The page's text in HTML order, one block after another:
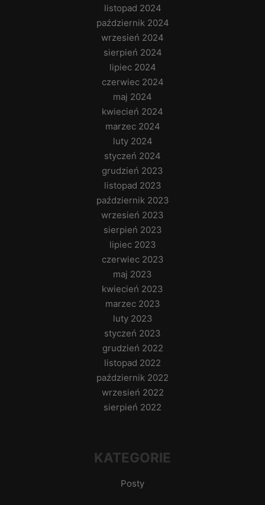
listopad 2024
październik 2024
wrzesień 2024
sierpień 2024
lipiec 2024
czerwiec 2024
maj 2024
kwiecień 2024
marzec 2024
luty 2024
styczeń 2024
grudzień 2023
listopad 2023
październik 2023
wrzesień 2023
sierpień 2023
lipiec 2023
czerwiec 2023
maj 2023
kwiecień 2023
marzec 2023
luty 2023
styczeń 2023
grudzień 2022
listopad 2022
październik 2022
wrzesień 2022
sierpień 2022
KATEGORIE
Posty